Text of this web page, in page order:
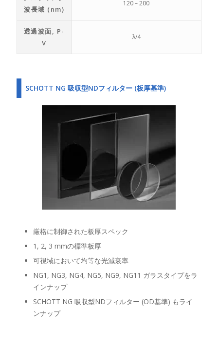
波長域 (nm)
120 – 200
透過波面, P-
V
λ/4
SCHOTT NG 吸収型NDフィルター (板厚基準)
厳格に制御された板厚スペック
1, 2, 3 mmの標準板厚
可視域において均等な光減衰率
NG1, NG3, NG4, NG5, NG9, NG11 ガラスタイプをラ
インナップ
SCHOTT NG 吸収型NDフィルター (OD基準) もライ
ンナップ